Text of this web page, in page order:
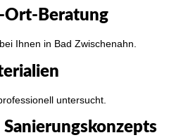
Ort-Beratung
Ihnen in Bad Zwischenahn.
untersucht.